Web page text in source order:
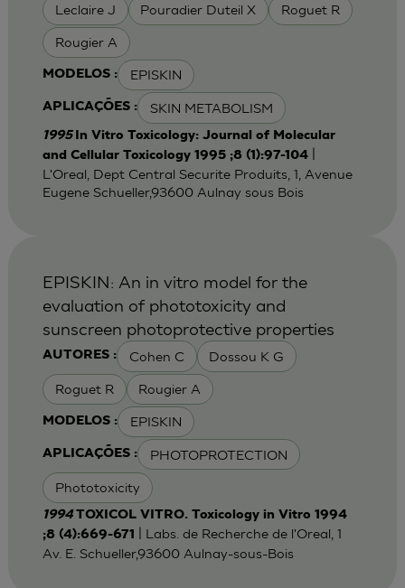
Leclaire J Pouradier Duteil X Roguet R
Rougier A
MODELOS : EPISKIN
APLICAÇÕES : SKIN METABOLISM
1995 In Vitro Toxicology: Journal of Molecular
and Cellular Toxicology 1995 ;8 (1):97-104|
L'Oreal, Dept Central Securite Produits, 1, Avenue
Eugene Schueller,93600 Aulnay sous Bois
AUTORES : Cohen C Dossou K G
Roguet R Rougier A
MODELOS : EPISKIN
APLICAÇÕES : PHOTOPROTECTION
Phototoxicity
EPISKIN: An in vitro model for the
evaluation of phototoxicity and
sunscreen photoprotective properties
1994 TOXICOL VITRO. Toxicology in Vitro 1994
;8 (4):669-671
| Labs. de Recherche de l'Oreal, 1
Av. E. Schueller,93600 Aulnay-sous-Bois